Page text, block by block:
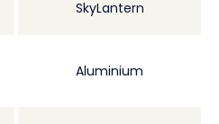
SkyLantern
Aluminium